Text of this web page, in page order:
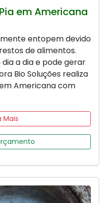
em Americana
entopem devido
de alimentos.
a dia e pode gerar
Bio Soluções realiza
Americana com
Mais